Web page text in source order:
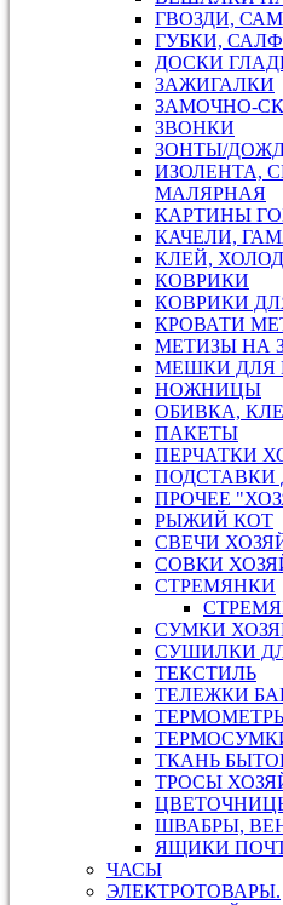
ГВОЗДИ,
ГУБКИ,
ДОСКИ
ЗАЖИГАЛКИ
ЗАМОЧНО-
ЗВОНКИ
ЗОНТЫ/
ИЗОЛЕНТА,
МАЛЯРНАЯ
КАРТИНЫ
КАЧЕЛИ,
КЛЕЙ,
КОВРИКИ
КОВРИКИ
КРОВАТИ
МЕТИЗЫ НА
МЕШКИ ДЛЯ
НОЖНИЦЫ
ОБИВКА,
ПАКЕТЫ
ПЕРЧАТКИ
ПОДСТАВКИ
ПРОЧЕЕ
РЫЖИЙ КОТ
СВЕЧИ
СОВКИ
СТРЕМЯНКИ
СУМКИ
СУШИЛКИ
ТЕКСТИЛЬ
ТЕЛЕЖКИ
ТКАНЬ
ТРОСЫ
ШВАБРЫ,
ЯЩИКИ
ЧАСЫ
ЭЛЕКТРОТОВАРЫ.